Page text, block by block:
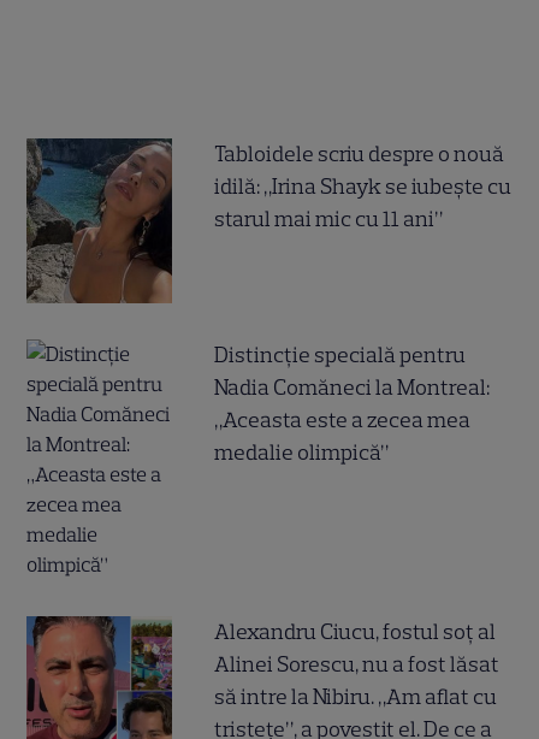
Tabloidele scriu despre o nouă
idilă: „Irina Shayk se iubește cu
starul mai mic cu 11 ani”
Distincție specială pentru
Nadia Comăneci la Montreal:
„Aceasta este a zecea mea
medalie olimpică”
Alexandru Ciucu, fostul soț al
Alinei Sorescu, nu a fost lăsat
să intre la Nibiru. „Am aflat cu
tristețe”, a povestit el. De ce a